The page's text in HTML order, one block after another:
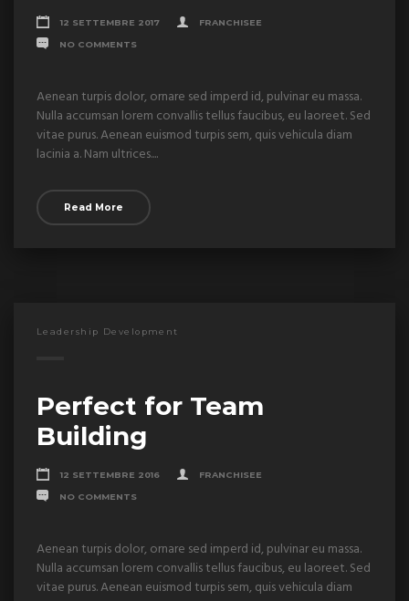
12 SETTEMBRE 2017 FRANCHISEE
NO COMMENTS
Aenean turpis dolor, ornare sed imperd id, pulvinar eu massa.
Nulla accumsan lorem convallis tellus faucibus, eu laoreet. Sed
vitae purus. Aenean euismod turpis sem, quis vehicula diam
lacinia a. Nam ultrices....
Read More
Leadership Development
Perfect for Team
Building
12 SETTEMBRE 2016 FRANCHISEE
NO COMMENTS
Aenean turpis dolor, ornare sed imperd id, pulvinar eu massa.
Nulla accumsan lorem convallis tellus faucibus, eu laoreet. Sed
vitae purus. Aenean euismod turpis sem, quis vehicula diam